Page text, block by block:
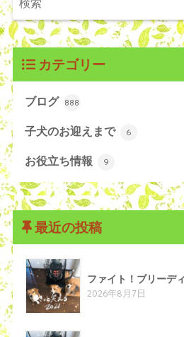
カテゴリー
ブログ 888
子犬のお迎えまで 6
お役立ち情報 9
最近の投稿
ファイト！ブリーデ
2026年8月7日